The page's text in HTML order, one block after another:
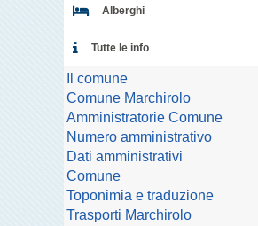
Alberghi
Tutte le info
Il comune
Comune Marchirolo
Amministratorie Comune
Numero amministrativo
Dati amministrativi
Comune
Toponimia e traduzione
Trasporti Marchirolo